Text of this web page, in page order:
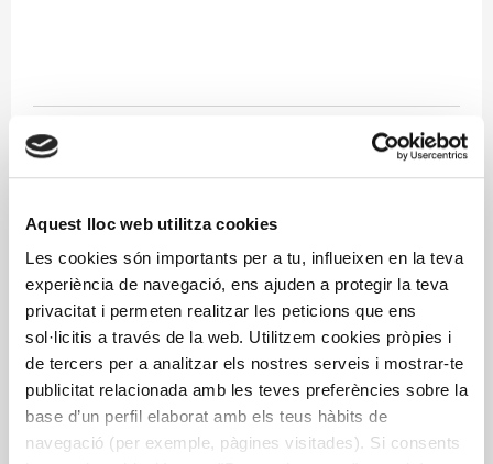
Aquest lloc web utilitza cookies
Les cookies són importants per a tu, influeixen en la teva
experiència de navegació, ens ajuden a protegir la teva
privacitat i permeten realitzar les peticions que ens
sol·licitis a través de la web. Utilitzem cookies pròpies i
de tercers per a analitzar els nostres serveis i mostrar-te
publicitat relacionada amb les teves preferències sobre la
base d’un perfil elaborat amb els teus hàbits de
navegació (per exemple, pàgines visitades). Si consents
medicina culinària
Més informació